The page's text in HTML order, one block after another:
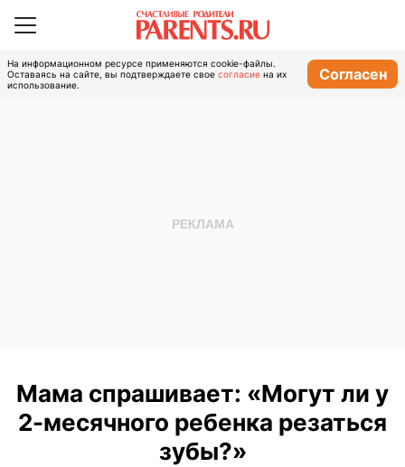
На информационном ресурсе применяются cookie-файлы.
Оставаясь на сайте, вы подтверждаете свое согласие на их
использование.
Согласен
Мама спрашивает: «Могут ли у
2-месячного ребенка резаться
зубы?»